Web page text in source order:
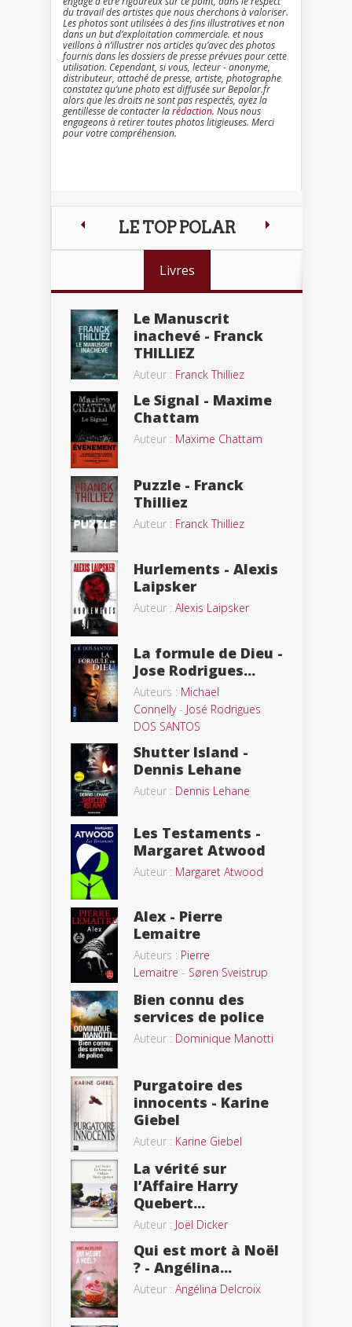
du travail des artistes que nous cherchons à valoriser.
Les photos sont utilisées à des fins illustratives et non
dans un but d’exploitation commerciale. et nous
veillons à n’illustrer nos articles qu’avec des photos
fournis dans les dossiers de presse prévues pour cette
utilisation. Cependant, si vous, lecteur - anonyme,
distributeur, attaché de presse, artiste, photographe
constatez qu’une photo est diffusée sur Bepolar.fr
alors que les droits ne sont pas respectés, ayez la
gentillesse de contacter larédaction. Nous nous
engageons à retirer toutes photos litigieuses. Merci
pour votre compréhension.
LE TOP POLAR
Livres
Le Manuscrit
inachevé - Franck
THILLIEZ
Auteur : Franck Thilliez
Le Signal - Maxime
Chattam
Auteur : Maxime Chattam
Puzzle - Franck
Thilliez
Auteur : Franck Thilliez
Hurlements - Alexis
Laipsker
Auteur : Alexis Laipsker
La formule de Dieu -
Jose Rodrigues...
Auteurs : Michael
Connelly- José Rodrigues
DOS SANTOS
Shutter Island -
Dennis Lehane
Auteur : Dennis Lehane
Les Testaments -
Margaret Atwood
Auteur : Margaret Atwood
Alex - Pierre
Lemaitre
Auteurs : Pierre
Lemaitre - Søren Sveistrup
Bien connu des
services de police
Auteur : Dominique Manotti
Purgatoire des
innocents - Karine
Giebel
Auteur : Karine Giebel
La vérité sur
l’Affaire Harry
Quebert...
Auteur : Joël Dicker
Qui est mort à Noël
? - Angélina...
Auteur : Angélina Delcroix